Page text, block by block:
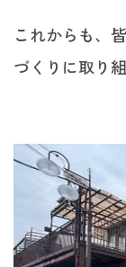
これからも、
づくりに取り